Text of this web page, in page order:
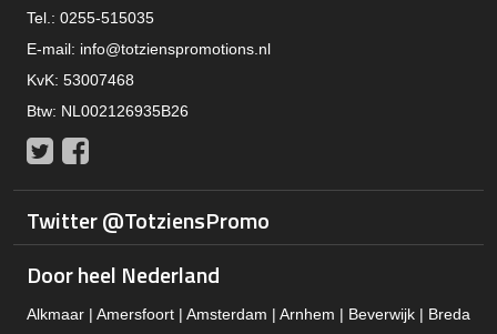
Tel.: 0255-515035
E-mail: info@totzienspromotions.nl
KvK: 53007468
Btw: NL002126935B26
Twitter
Twitter @TotziensPromo
Door heel Nederland
Alkmaar | Amersfoort | Amsterdam | Arnhem | Beverwijk | Breda